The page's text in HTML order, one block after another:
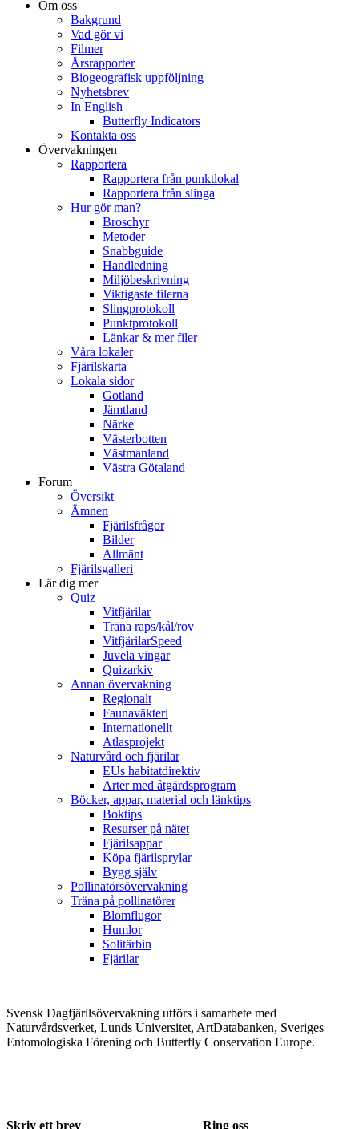
Om oss
Bakgrund
Vad gör vi
Filmer
Årsrapporter
Biogeografisk uppföljning
Nyhetsbrev
In English
Butterfly Indicators
Kontakta oss
Övervakningen
Rapportera
Rapportera från punktlokal
Rapportera från slinga
Hur gör man?
Broschyr
Metoder
Snabbguide
Handledning
Miljöbeskrivning
Viktigaste filerna
Slingprotokoll
Punktprotokoll
Länkar & mer filer
Våra lokaler
Fjärilskarta
Lokala sidor
Gotland
Jämtland
Närke
Västerbotten
Västmanland
Västra Götaland
Forum
Översikt
Ämnen
Fjärilsfrågor
Bilder
Allmänt
Fjärilsgalleri
Lär dig mer
Quiz
Vitfjärilar
Träna raps/kål/rov
VitfjärilarSpeed
Juvela vingar
Quizarkiv
Annan övervakning
Regionalt
Faunaväkteri
Internationellt
Atlasprojekt
Naturvård och fjärilar
EUs habitatdirektiv
Arter med åtgärdsprogram
Böcker, appar, material och länktips
Boktips
Resurser på nätet
Fjärilsappar
Köpa fjärilsprylar
Bygg själv
Pollinatörsövervakning
Träna på pollinatörer
Blomflugor
Humlor
Solitärbin
Fjärilar
Svensk Dagfjärilsövervakning utförs i samarbete med
Naturvårdsverket, Lunds Universitet, ArtDatabanken, Sveriges
Entomologiska Förening och Butterfly Conservation Europe.
Skriv ett brev Ring oss